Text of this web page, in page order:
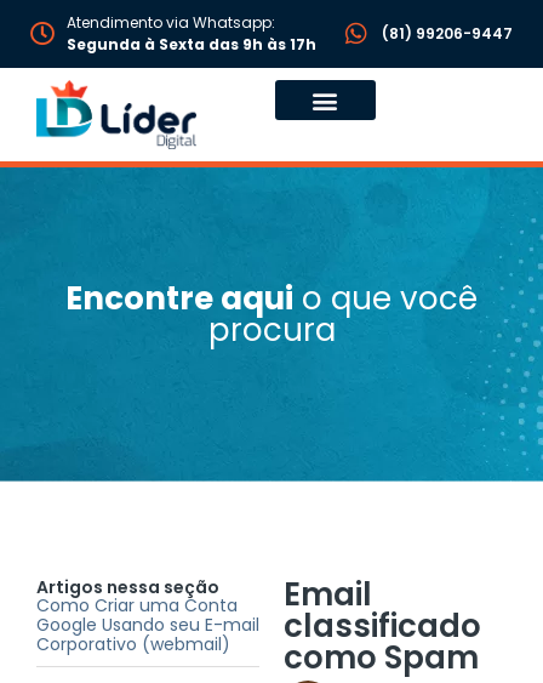
Atendimento via Whatsapp:
Segunda à Sexta das 9h às 17h
(81) 99206-9447
Encontre aqui o que você
procura
Artigos nessa seção
Como Criar uma Conta
Google Usando seu E-mail
Corporativo (webmail)
Email
classificado
como Spam